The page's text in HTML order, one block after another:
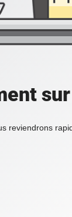
reviendrons